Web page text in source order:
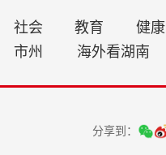
社会 教育 健康
市州 海外看湖南
分享到：